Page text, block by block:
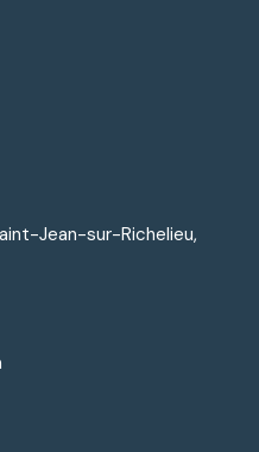
Jean-sur-Richelieu,